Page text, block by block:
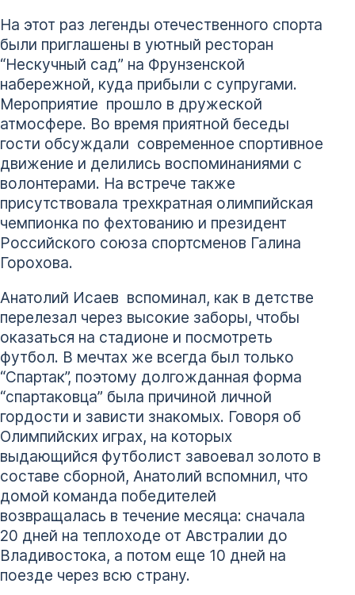
На этот раз легенды отечественного спорта
были приглашены в уютный ресторан
“Нескучный сад” на Фрунзенской
набережной, куда прибыли с супругами.
Мероприятие прошло в дружеской
атмосфере. Во время приятной беседы
гости обсуждали современное спортивное
движение и делились воспоминаниями с
волонтерами. На встрече также
присутствовала трехкратная олимпийская
чемпионка по фехтованию и президент
Российского союза спортсменов Галина
Горохова.
Анатолий Исаев вспоминал, как в детстве
перелезал через высокие заборы, чтобы
оказаться на стадионе и посмотреть
футбол. В мечтах же всегда был только
“Спартак”, поэтому долгожданная форма
“спартаковца” была причиной личной
гордости и зависти знакомых. Говоря об
Олимпийских играх, на которых
выдающийся футболист завоевал золото в
составе сборной, Анатолий вспомнил, что
домой команда победителей
возвращалась в течение месяца: сначала
20 дней на теплоходе от Австралии до
Владивостока, а потом еще 10 дней на
поезде через всю страну.